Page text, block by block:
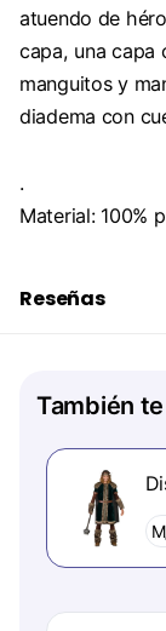
atuendo de
capa, una capa
manguitos y
diadema con
.
Material: 100%
Reseñas
También